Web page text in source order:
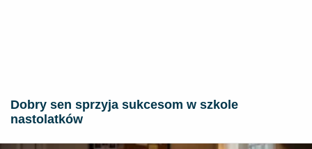
Dobry sen sprzyja sukcesom w szkole
nastolatków